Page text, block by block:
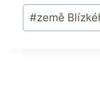
#země